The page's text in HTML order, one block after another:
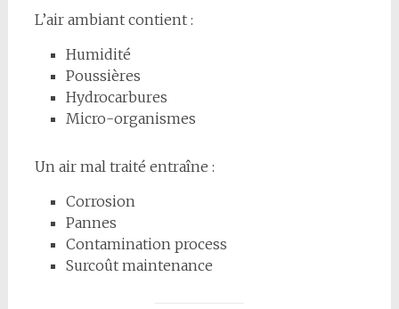
L’air ambiant contient :
Humidité
Poussières
Hydrocarbures
Micro-organismes
Un air mal traité entraîne :
Corrosion
Pannes
Contamination process
Surcoût maintenance